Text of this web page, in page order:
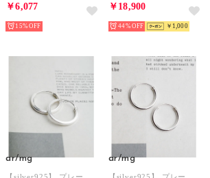
￥6,077
15%
￥18,900
44% ￥1,000
ar/mg ar/mg